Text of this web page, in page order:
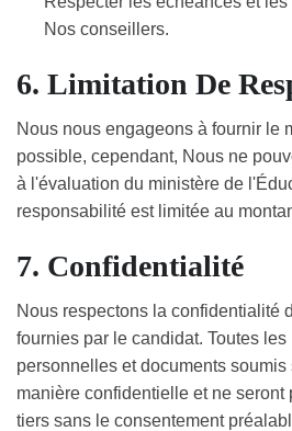
Nos conseillers.
6. Limitation De
Nous nous engageons à fournir le
possible, cependant, Nous ne
à l'évaluation du ministère de
responsabilité est limitée au
7. Confidentialité
Nous respectons la confidentialité
fournies par le candidat. Toutes
personnelles et documents soumis
manière confidentielle et ne seront
tiers sans le consentement